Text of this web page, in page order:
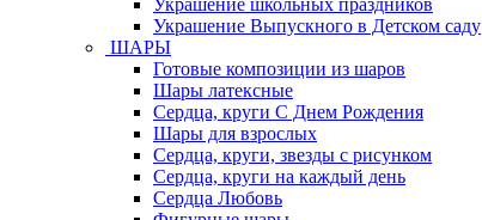
Украшение школьных праздников
Украшение Выпускного в Детском саду
ШАРЫ
Готовые композиции из шаров
Шары латексные
Сердца, круги С Днем Рождения
Шары для взрослых
Сердца, круги, звезды с рисунком
Сердца, круги на каждый день
Сердца Любовь